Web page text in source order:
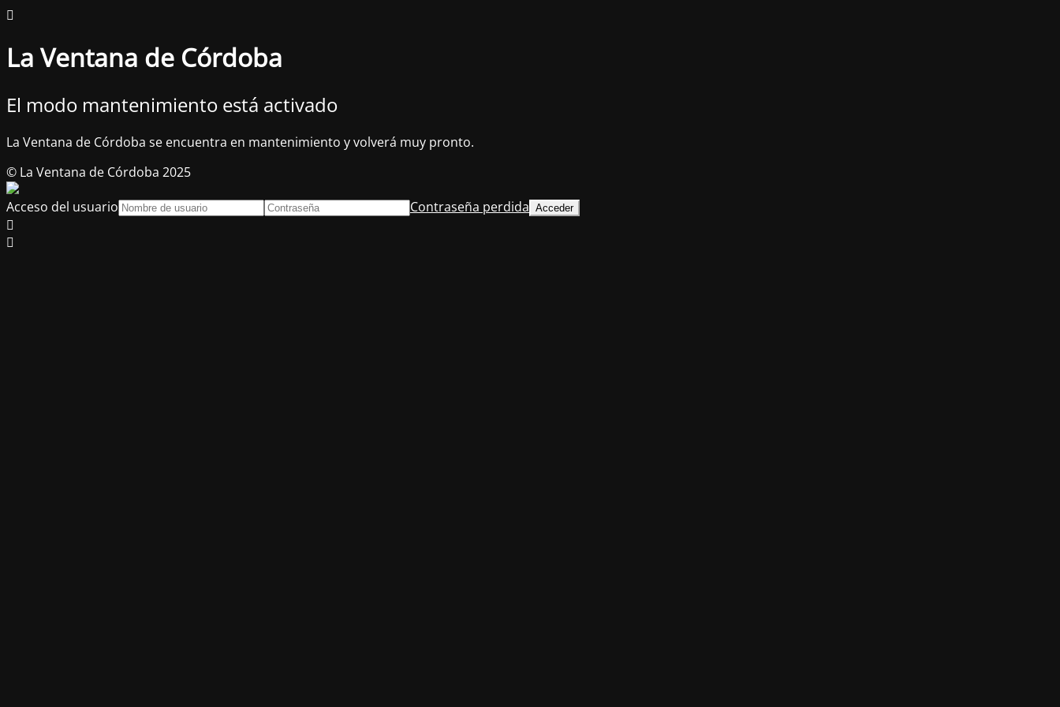
La Ventana de Córdoba
El modo mantenimiento está activado
La Ventana de Córdoba se encuentra en mantenimiento y volverá muy pronto.
© La Ventana de Córdoba 2025
Acceso del usuario
Contraseña perdida